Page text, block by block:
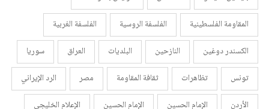
المقاومة الفلسطينية
الفلسفة الروسية
الفلسفة الغربية
الكسندر دوغين
النازحين البلديات العراق
سوريا
تونس
تظاهرات ثقافة المقاومة مصر
الرد الإيراني
الأردن
الإمام الحسين الإمام الحسين
الإعلام الخليجي